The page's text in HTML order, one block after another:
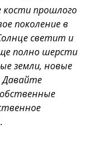
прошлого
поколение в
светит и
полно шерсти
земли, новые
Давайте